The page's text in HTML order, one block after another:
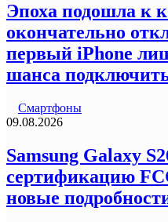
Эпоха подошла к
окончательно
первый iPhone
шанса
Смартфоны
09.08.2026
Samsung Galaxy
сертификацию
новые